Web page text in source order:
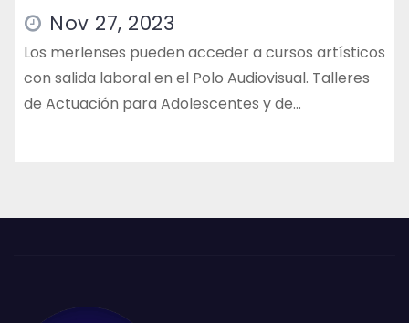
Nov 27, 2023
Los merlenses pueden acceder a cursos artísticos
con salida laboral en el Polo Audiovisual. Talleres
de Actuación para Adolescentes y de…